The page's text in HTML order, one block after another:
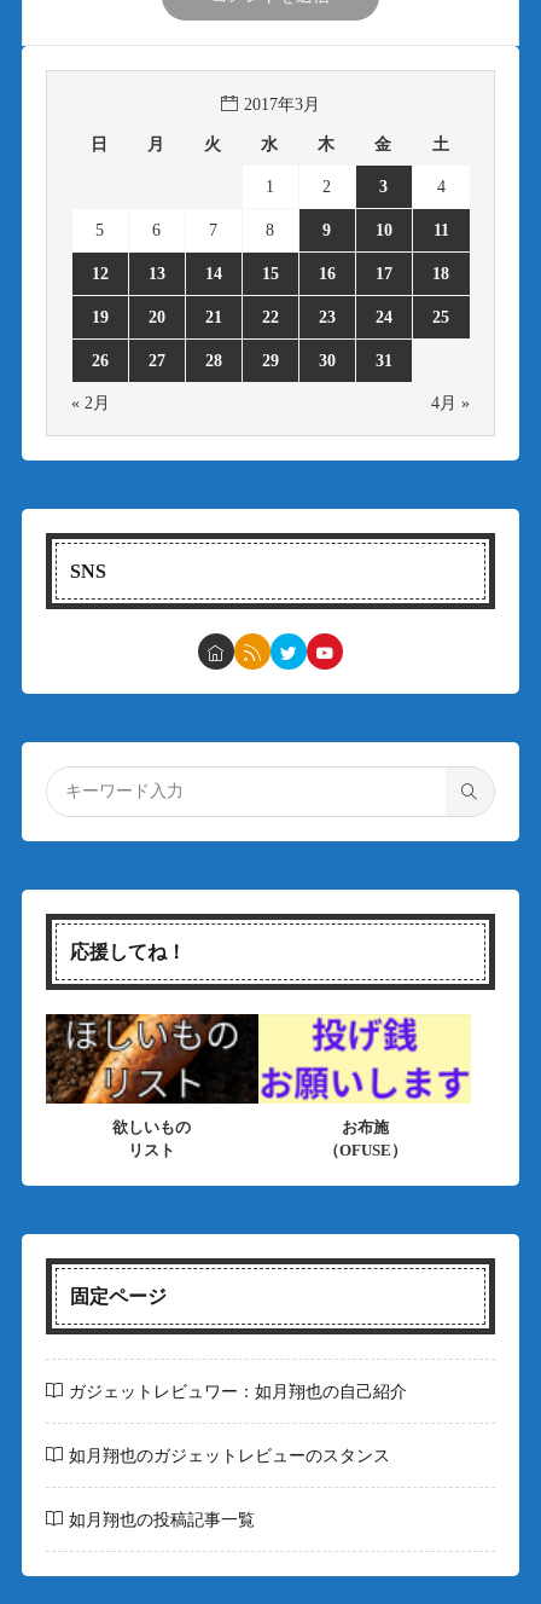
2017年3月
日 月 火 水 木 金 土
1 2 3 4
5 6 7 8 9 10 11
12 13 14 15 16 17 18
19 20 21 22 23 24 25
26 27 28 29 30 31
« 2月 4月 »
SNS
応援してね！
欲しいもの
リスト
お布施
（OFUSE）
固定ページ
ガジェットレビュワー：如月翔也の自己紹介
如月翔也のガジェットレビューのスタンス
如月翔也の投稿記事一覧